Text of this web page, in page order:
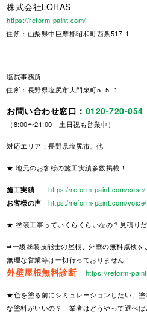
株式会社LOHAS
https://reform-paint.com/
住所：山梨県中巨摩郡昭和町西条517-1
塩尻事務所
住所：長野県塩尻市大門泉町5−5−1
お問い合わせ窓口： 0120-720-054
（8:00〜21:00 土日祝も営業中）
対応エリア：長野県塩尻市、他
★ 地元のお客様の施工実績多数掲載！
施工実績
https://reform-paint.com/case/
お客様の声
https://reform-paint.com/voice/
★ 塗装工事っていくらくらいなの？見積り
➡一級塗装技能士の屋根、外壁の無料点検を
無理な営業等は一切行っておりません！
外壁屋根無料診断 https://reform-
★色を塗る前にシミュレーションしたい、
な塗料がいいの？ 業者はどうやって選べば